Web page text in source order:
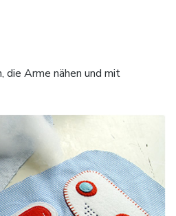
die Arme nähen und mit